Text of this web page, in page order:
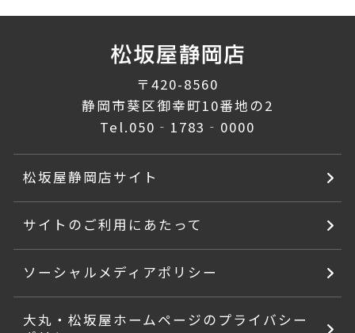
〒420-8560
静岡市葵区御幸町10番地の2
Tel.050‐1783‐0000
松坂屋静岡店サイト
サイトのご利用にあたって
ソーシャルメディアポリシー
大丸・松坂屋ホームページのプライバシー